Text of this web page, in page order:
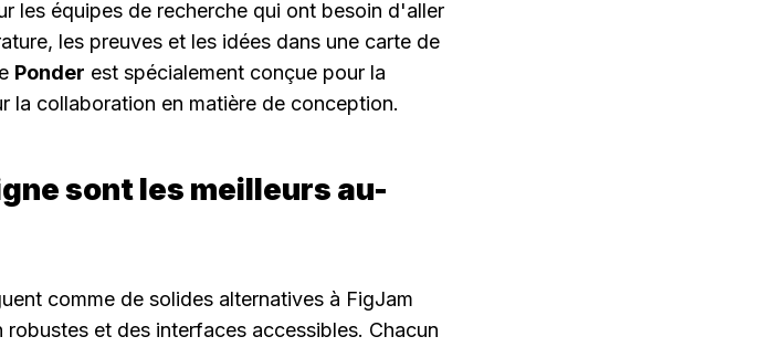
les équipes de recherche qui ont besoin d'aller
les preuves et les idées dans une carte de
Ponder est spécialement conçue pour la
la collaboration en matière de conception.
sont les meilleurs au-
comme de solides alternatives à FigJam
et des interfaces accessibles. Chacun